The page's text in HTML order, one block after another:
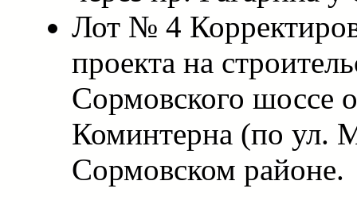
Лот № 4
проекта на
Сормовского шоссе
Коминтерна (по ул.
Сормовском районе.